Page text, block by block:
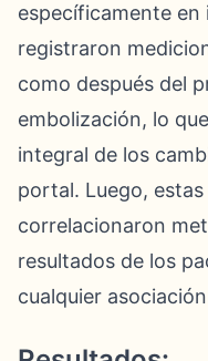
específicamente en
registraron
como después del
embolización, lo
integral de los
portal. Luego,
correlacionaron
resultados de los
cualquier